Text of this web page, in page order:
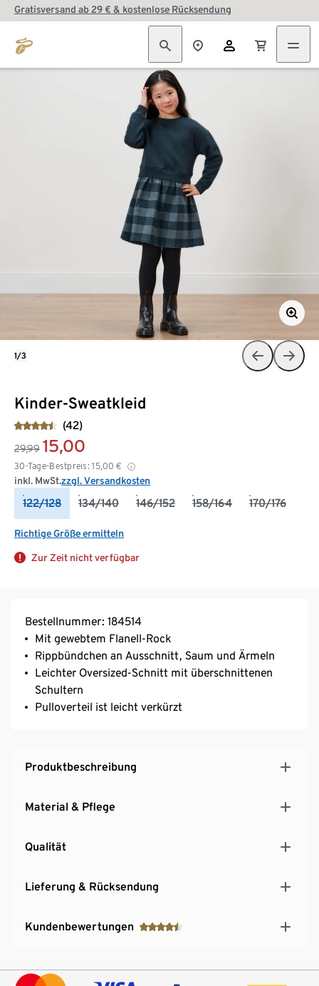
Gratisversand ab 29 € & kostenlose Rücksendung
Kinder-Sweatkleid
(42)
29,99 15,00
30-Tage-Bestpreis: 15,00 €
inkl. MwSt.zzgl. Versandkosten
122/128 134/140 146/152 158/164 170/176
Richtige Größe ermitteln
Zur Zeit nicht verfügbar
1/3
Bestellnummer: 184514
Mit gewebtem Flanell-Rock
Rippbündchen an Ausschnitt, Saum und Ärmeln
Leichter Oversized-Schnitt mit überschnittenen
Schultern
Pulloverteil ist leicht verkürzt
Produktbeschreibung
Material & Pflege
Qualität
Lieferung & Rücksendung
Kundenbewertungen